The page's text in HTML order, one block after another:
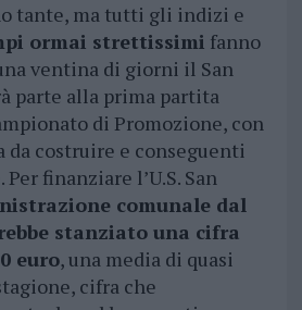
tante, ma tutti gli indizi e
ormai strettissimi fanno
ventina di giorni il San
parte alla prima partita
di Promozione, con
da costruire e conseguenti
Per finanziare l’U.S. San
comunale dal
stanziato una cifra
euro, una media di quasi
cifra che